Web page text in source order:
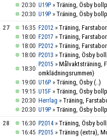
20:30 U19P » Träning, Ösby
20:30 U19P » Träning, Ösby
27
16:35 F2012 » Träning,
18:00 F2017 » Träning,
18:00 P2012 » Träning,
18:00 P2013 » Träning, Ösby
18:30
P2015 » Målvaktsträning,
omklädningsrummen)
19:00 U16P » Träning, Ösby (..)
19:15 U15F » Träning, Ösby
20:30 Herrlag » Träning,
20:30 U19P » Träning, Ösby
28
16:30 P2014 » Träning, Ösby
16:45 P2015 » Träning (extra),